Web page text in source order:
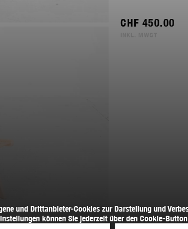
CHF 450.00
und Drittanbieter-Cookies zur Darstellung und
können Sie jederzeit über den Cookie-